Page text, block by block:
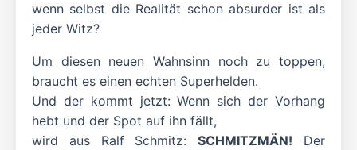
wenn selbst die Realität schon absurder ist als
jeder Witz?
Um diesen neuen Wahnsinn noch zu toppen,
braucht es einen echten Superhelden.
Und der kommt jetzt: Wenn sich der Vorhang
hebt und der Spot auf ihn fällt,
wird aus Ralf Schmitz:SCHMITZMÄN! Der